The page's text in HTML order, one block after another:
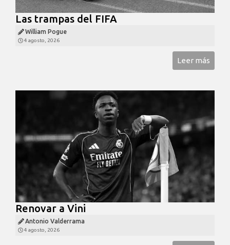
Las trampas del FIFA
William Pogue
4 agosto, 2026
Leer más
Renovar a Vini
Antonio Valderrama
4 agosto, 2026